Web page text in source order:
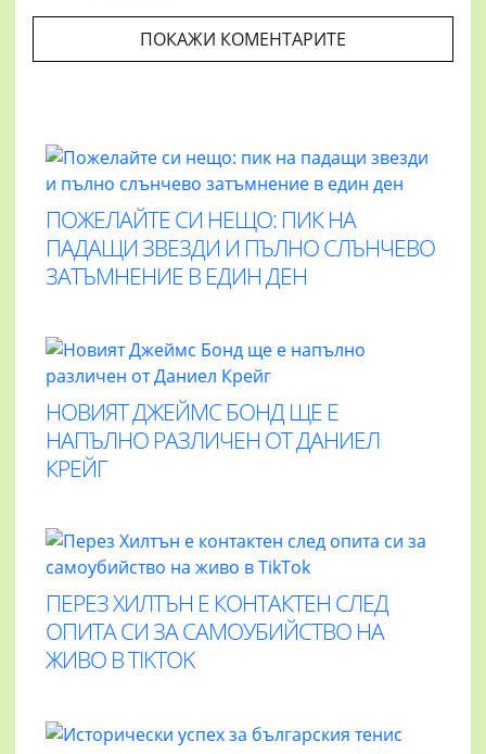
ПОКАЖИ КОМЕНТАРИТЕ
ПОЖЕЛАЙТЕ СИ НЕЩО: ПИК НА
ПАДАЩИ ЗВЕЗДИ И ПЪЛНО СЛЪНЧЕВО
ЗАТЪМНЕНИЕ В ЕДИН ДЕН
НОВИЯТ ДЖЕЙМС БОНД ЩЕ Е
НАПЪЛНО РАЗЛИЧЕН ОТ ДАНИЕЛ
КРЕЙГ
ПЕРЕЗ ХИЛТЪН Е КОНТАКТЕН СЛЕД
ОПИТА СИ ЗА САМОУБИЙСТВО НА
ЖИВО В TIKTOK